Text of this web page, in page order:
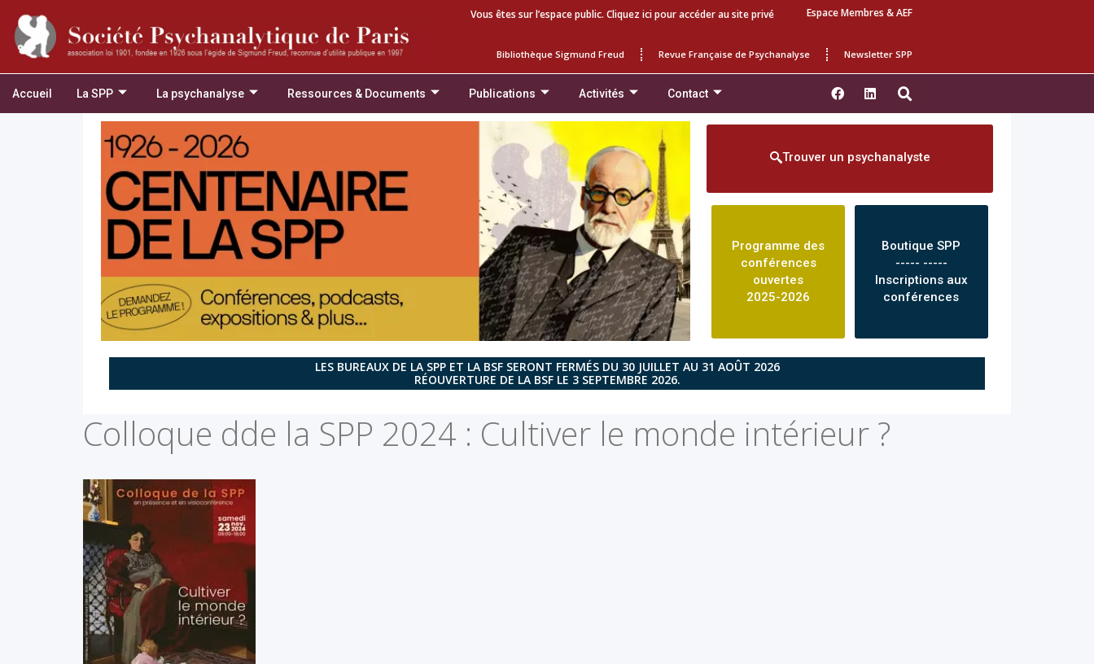
Vous êtes sur l’espace public. Cliquez ici pour accéder au site privé Espace Membres & AEF
Bibliothèque Sigmund Freud Revue Française de Psychanalyse Newsletter SPP
Accueil La SPP La psychanalyse Ressources & Documents Publications Activités Contact
Trouver un psychanalyste
Programme des
conférences
ouvertes
2025-2026
Boutique SPP
----- -----
Inscriptions aux
conférences
LES BUREAUX DE LA SPP ET LA BSF SERONT FERMÉS DU 30 JUILLET AU 31 AOÛT 2026
RÉOUVERTURE DE LA BSF LE 3 SEPTEMBRE 2026.
Colloque dde la SPP 2024 : Cultiver le monde intérieur ?